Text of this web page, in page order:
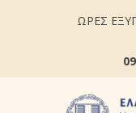
ΩΡΕΣ